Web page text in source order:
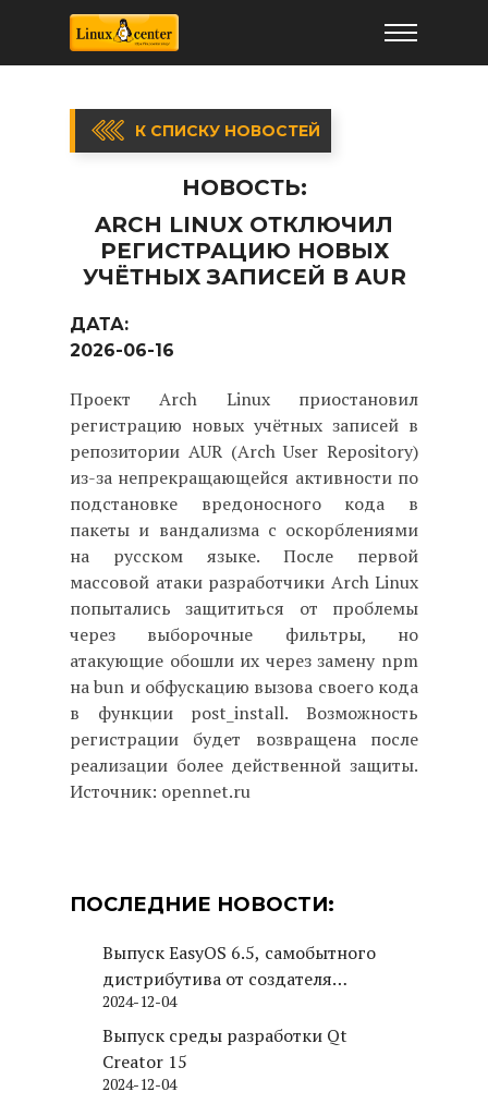
К СПИСКУ НОВОСТЕЙ
НОВОСТЬ:
ARCH LINUX ОТКЛЮЧИЛ
РЕГИСТРАЦИЮ НОВЫХ
УЧЁТНЫХ ЗАПИСЕЙ В AUR
ДАТА:
2026-06-16
Проект Arch Linux приостановил
регистрацию новых учётных записей в
репозитории AUR (Arch User Repository)
из-за непрекращающейся активности по
подстановке вредоносного кода в
пакеты и вандализма с оскорблениями
на русском языке. После первой
массовой атаки разработчики Arch Linux
попытались защититься от проблемы
через выборочные фильтры, но
атакующие обошли их через замену npm
на bun и обфускацию вызова своего кода
в функции post_install. Возможность
регистрации будет возвращена после
реализации более действенной защиты.
Источник: opennet.ru
ПОСЛЕДНИЕ НОВОСТИ:
Выпуск EasyOS 6.5, самобытного
дистрибутива от создателя
Puppy Linux
2024-12-04
Выпуск среды разработки Qt
Creator 15
2024-12-04